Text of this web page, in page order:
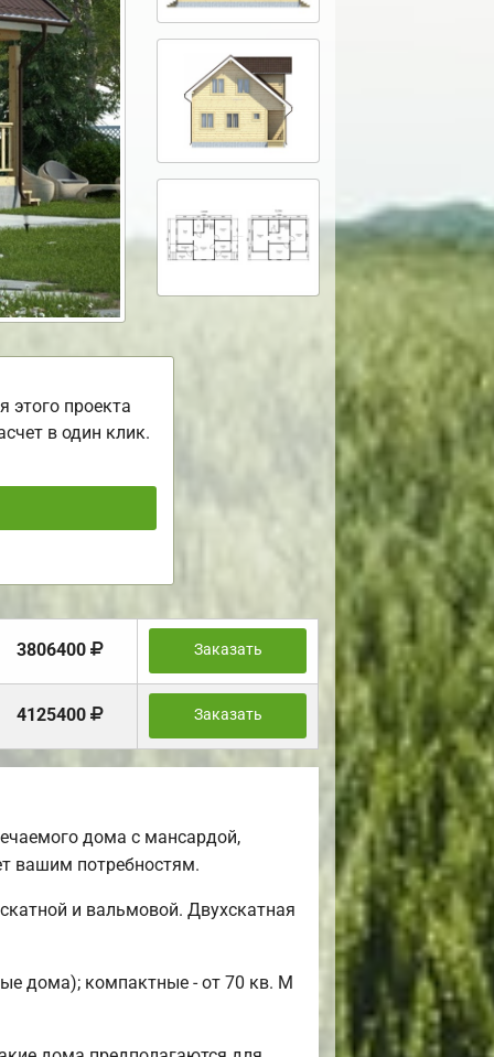
этого проекта
в один клик.
3806400 Заказать
4125400 Заказать
дома с мансардой,
вашим потребностям.
и вальмовой. Двухскатная
дома); компактные - от 70 кв. М